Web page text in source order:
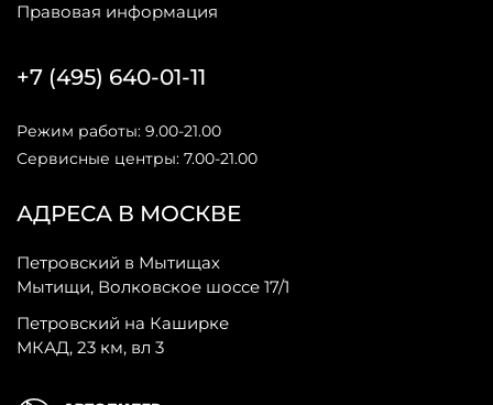
Правовая информация
АДРЕСА В МОСКВЕ
Петровский в Мытищах
Мытищи, Волковское шоссе 17/1
Петровский на Каширке
МКАД, 23 км, вл 3
+7 (495) 640-01-11
Режим работы: 9.00-21.00
Сервисные центры: 7.00-21.00